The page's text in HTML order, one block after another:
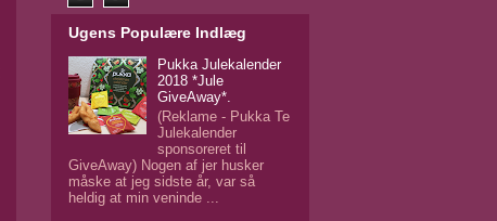
Ugens Populære Indlæg
Pukka Julekalender
2018 *Jule
GiveAway*.
(Reklame - Pukka Te
Julekalender
sponsoreret til
GiveAway) Nogen af jer husker
måske at jeg sidste år, var så
heldig at min veninde ...